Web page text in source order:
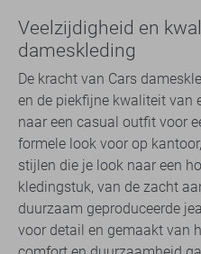
Veelzijdigheid en
dameskleding
De kracht van Cars
en de piekfijne kwaliteit van
naar een casual outfit voor
formele look voor op
stijlen die je look naar een
kledingstuk, van de zacht
duurzaam geproduceerde
voor detail en gemaakt van